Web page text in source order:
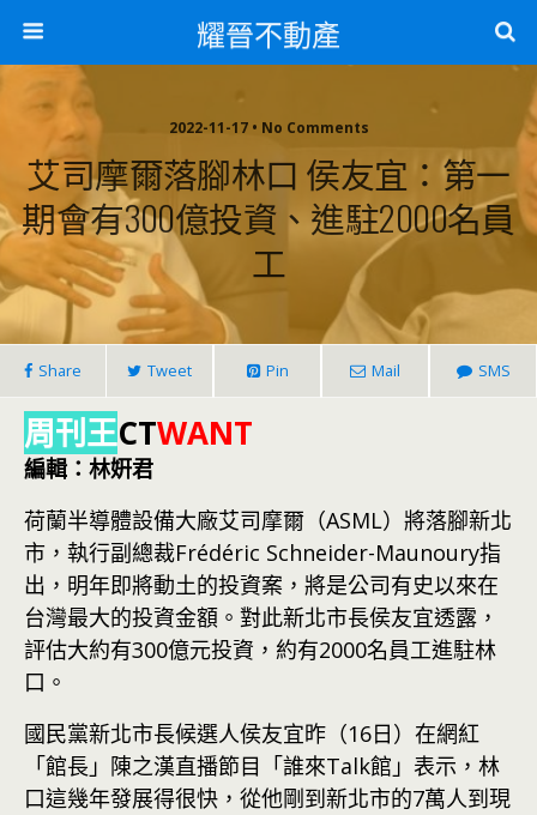
耀晉不動產
2022-11-17 • No Comments
艾司摩爾落腳林口 侯友宜：第一
期會有300億投資、進駐2000名員
工
Share Tweet Pin Mail SMS
周刊王CTWANT
編輯：林姸君
荷蘭半導體設備大廠艾司摩爾（ASML）將落腳新北
市，執行副總裁Frédéric Schneider-Maunoury指
出，明年即將動土的投資案，將是公司有史以來在
台灣最大的投資金額。對此新北市長侯友宜透露，
評估大約有300億元投資，約有2000名員工進駐林
口。
國民黨新北市長候選人侯友宜昨（16日）在網紅
「館長」陳之漢直播節目「誰來Talk館」表示，林
口這幾年發展得很快，從他剛到新北市的7萬人到現